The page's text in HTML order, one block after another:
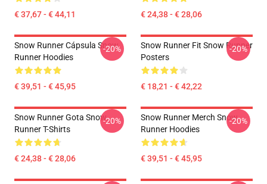
€ 37,67 - € 44,11 € 24,38 - € 28,06
Snow Runner Cápsula Snow
Runner Hoodies
€ 39,51 - € 45,95
-20%
Snow Runner Fit Snow Runner
Posters
€ 18,21 - € 42,22
-20%
Snow Runner Gota Snow
Runner T-Shirts
€ 24,38 - € 28,06
-20%
Snow Runner Merch Snow
Runner Hoodies
€ 39,51 - € 45,95
-20%